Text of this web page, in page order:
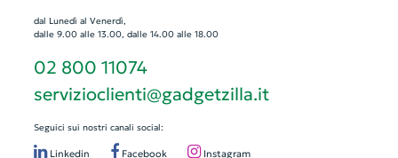
dal Lunedì al Venerdì,
dalle 9.00 alle 13.00, dalle 14.00 alle 18.00
02 800 11074
servizioclienti@gadgetzilla.it
Seguici sui nostri canali social:
Linkedin Facebook Instagram